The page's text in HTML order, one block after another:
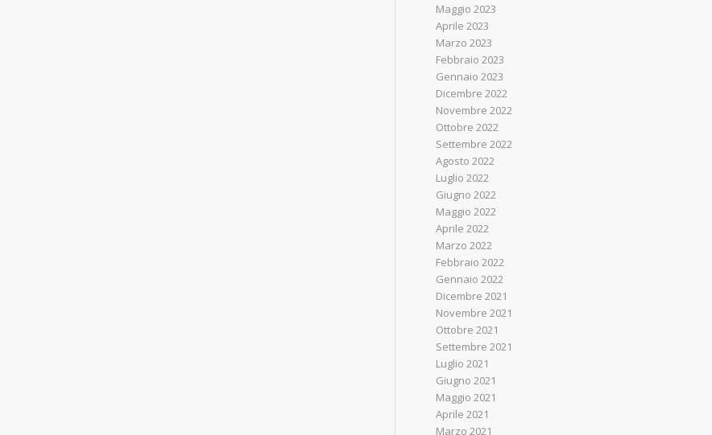
Maggio 2023
Aprile 2023
Marzo 2023
Febbraio 2023
Gennaio 2023
Dicembre 2022
Novembre 2022
Ottobre 2022
Settembre 2022
Agosto 2022
Luglio 2022
Giugno 2022
Maggio 2022
Aprile 2022
Marzo 2022
Febbraio 2022
Gennaio 2022
Dicembre 2021
Novembre 2021
Ottobre 2021
Settembre 2021
Luglio 2021
Giugno 2021
Maggio 2021
Aprile 2021
Marzo 2021